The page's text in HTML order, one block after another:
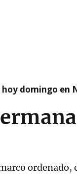
domingo en